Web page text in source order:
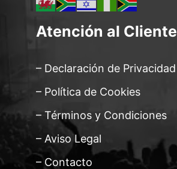
Atención al Cliente
– Declaración de Privacidad
– Política de Cookies
– Términos y Condiciones
– Aviso Legal
– Contacto